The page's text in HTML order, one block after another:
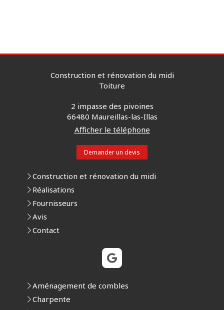
Construction et rénovation du midi
Toiture
2 impasse des pivoines
66480 Maureillas-las-Illas
Afficher le téléphone
Demander un devis
Construction et rénovation du midi
Réalisations
Fournisseurs
Avis
Contact
Aménagement de combles
Charpente